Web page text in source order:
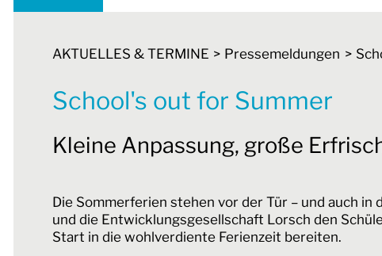
AKTUELLES & TERMINE Pressemeldungen
School's out for Summer
Kleine Anpassung, große
Die Sommerferien stehen vor der Tür – und auch in
und die Entwicklungsgesellschaft Lorsch den
Start in die wohlverdiente Ferienzeit bereiten.